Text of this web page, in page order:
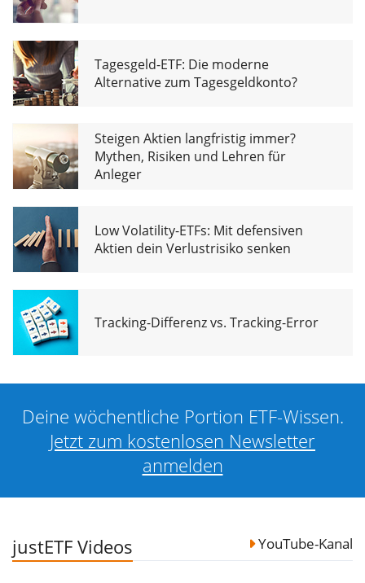
Tagesgeld-ETF: Die moderne
Alternative zum Tagesgeldkonto?
Steigen Aktien langfristig immer?
Mythen, Risiken und Lehren für
Anleger
Low Volatility-ETFs: Mit defensiven
Aktien dein Verlustrisiko senken
Tracking-Differenz vs. Tracking-Error
Deine wöchentliche Portion ETF-Wissen.
Jetzt zum kostenlosen Newsletter
anmelden
justETF Videos YouTube-Kanal